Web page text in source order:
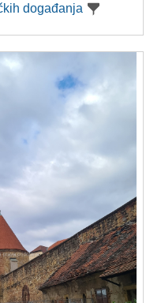
događanja